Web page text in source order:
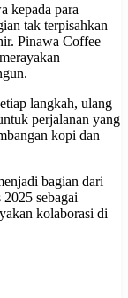
kepada para
tak terpisahkan
Pinawa Coffee
langkah, ulang
perjalanan yang
kopi dan
bagian dari
sebagai
kolaborasi di